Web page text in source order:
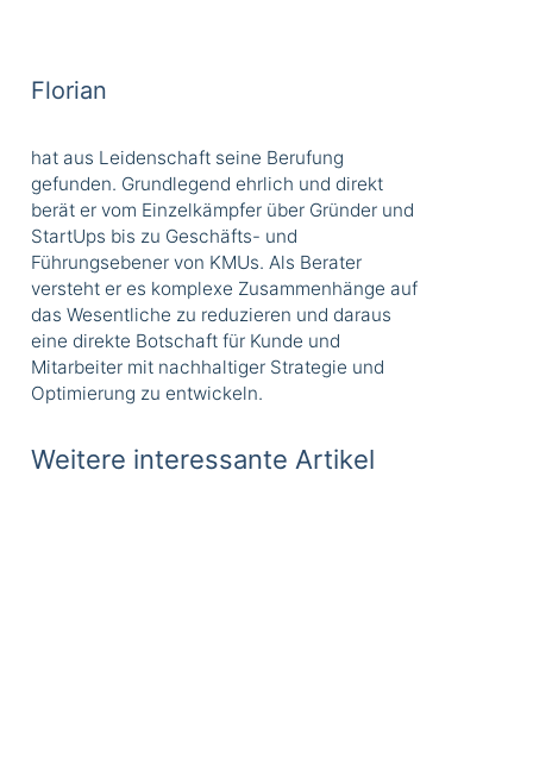
Florian
hat aus Leidenschaft seine Berufung
gefunden. Grundlegend ehrlich und direkt
berät er vom Einzelkämpfer über Gründer und
StartUps bis zu Geschäfts- und
Führungsebener von KMUs. Als Berater
versteht er es komplexe Zusammen­hänge auf
das Wesentliche zu reduzieren und daraus
eine direkte Botschaft für Kunde und
Mitarbeiter mit nachhaltiger Strategie und
Optimierung zu entwickeln.
Weitere interessante Artikel